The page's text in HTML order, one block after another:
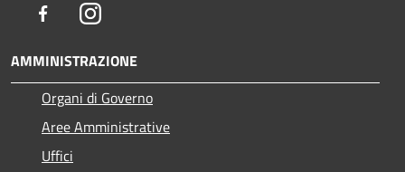
FacebookInstagram
AMMINISTRAZIONE
Organi di Governo
Aree Amministrative
Uffici